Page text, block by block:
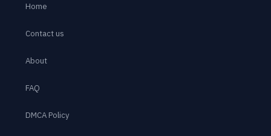
Home
Contact us
About
FAQ
DMCA Policy